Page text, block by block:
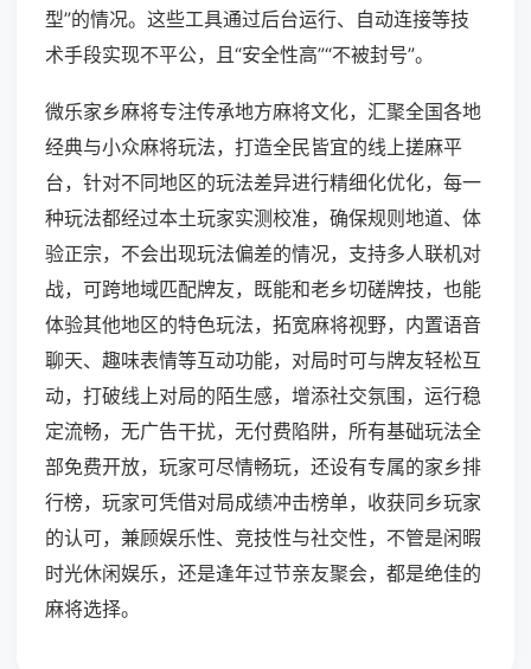
型”的情况。这些工具通过后台运行、自动连接等技
术手段实现不平公，且“安全性高”“不被封号”。
微乐家乡麻将专注传承地方麻将文化，汇聚全国各地
经典与小众麻将玩法，打造全民皆宜的线上搓麻平
台，针对不同地区的玩法差异进行精细化优化，每一
种玩法都经过本土玩家实测校准，确保规则地道、体
验正宗，不会出现玩法偏差的情况，支持多人联机对
战，可跨地域匹配牌友，既能和老乡切磋牌技，也能
体验其他地区的特色玩法，拓宽麻将视野，内置语音
聊天、趣味表情等互动功能，对局时可与牌友轻松互
动，打破线上对局的陌生感，增添社交氛围，运行稳
定流畅，无广告干扰，无付费陷阱，所有基础玩法全
部免费开放，玩家可尽情畅玩，还设有专属的家乡排
行榜，玩家可凭借对局成绩冲击榜单，收获同乡玩家
的认可，兼顾娱乐性、竞技性与社交性，不管是闲暇
时光休闲娱乐，还是逢年过节亲友聚会，都是绝佳的
麻将选择。